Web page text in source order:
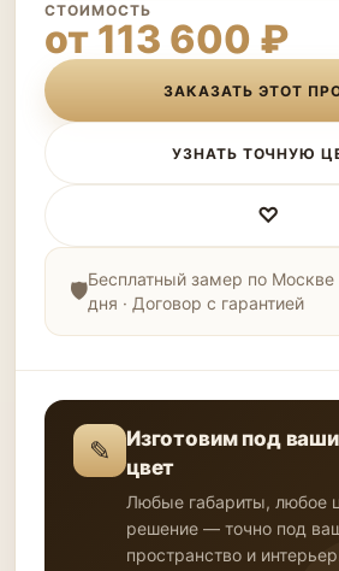
СТОИМОСТЬ
от 113 600 ₽
ЗАКАЗАТЬ ЭТОТ
УЗНАТЬ ТОЧНУЮ
♡
Бесплатный замер по Москве
дня · Договор с гарантией
✎
Изготовим под
цвет
Любые габариты, любое
решение — точно под
пространство и